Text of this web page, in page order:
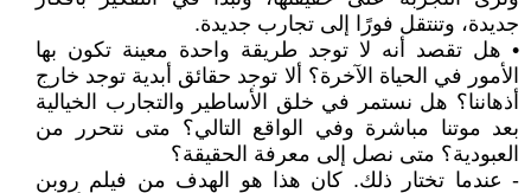
جديدة، وتنتقل فورًا إلى تجارب جديدة.
• هل تقصد أنه لا توجد طريقة واحدة معينة تكون بها
الأمور في الحياة الآخرة؟ ألا توجد حقائق أبدية توجد خارج
أذهاننا؟ هل نستمر في خلق الأساطير والتجارب الخيالية
بعد موتنا مباشرة وفي الواقع التالي؟ متى نتحرر من
العبودية؟ متى نصل إلى معرفة الحقيقة؟
- عندما تختار ذلك. كان هذا هو الهدف من فيلم روبن